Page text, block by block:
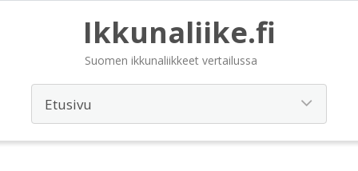
Ikkunaliike.fi
Suomen ikkunaliikkeet vertailussa